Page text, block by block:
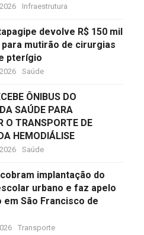
Infraestrutura
devolve R$ 150 mil
mutirão de cirurgias
pterígio
Saúde
ÔNIBUS DO
SAÚDE PARA
O TRANSPORTE DE
HEMODIÁLISE
Saúde
implantação do
urbano e faz apelo
em São Francisco de
Transporte